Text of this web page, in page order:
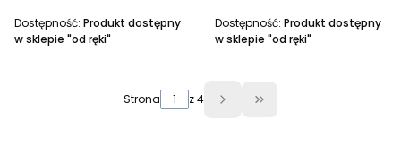
Dostępność: Produkt dostępny
w sklepie "od ręki"
Dostępność: Produkt dostępny
w sklepie "od ręki"
Strona z 4 Przejdź do ostatniej